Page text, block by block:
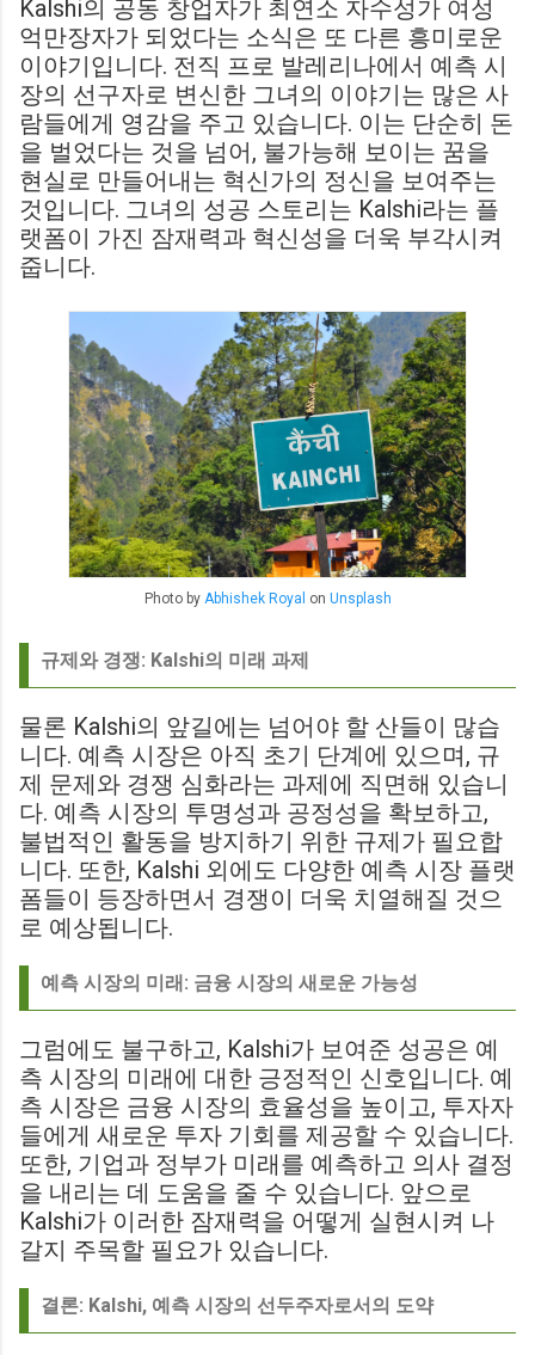
Kalshi의 공동 창업자가 최연소 자수성가 여성
억만장자가 되었다는 소식은 또 다른 흥미로운
이야기입니다. 전직 프로 발레리나에서 예측 시
장의 선구자로 변신한 그녀의 이야기는 많은 사
람들에게 영감을 주고 있습니다. 이는 단순히 돈
을 벌었다는 것을 넘어, 불가능해 보이는 꿈을
현실로 만들어내는 혁신가의 정신을 보여주는
것입니다. 그녀의 성공 스토리는 Kalshi라는 플
랫폼이 가진 잠재력과 혁신성을 더욱 부각시켜
줍니다.
Photo by Abhishek Royal on Unsplash
규제와 경쟁: Kalshi의 미래 과제
물론 Kalshi의 앞길에는 넘어야 할 산들이 많습
니다. 예측 시장은 아직 초기 단계에 있으며, 규
제 문제와 경쟁 심화라는 과제에 직면해 있습니
다. 예측 시장의 투명성과 공정성을 확보하고,
불법적인 활동을 방지하기 위한 규제가 필요합
니다. 또한, Kalshi 외에도 다양한 예측 시장 플랫
폼들이 등장하면서 경쟁이 더욱 치열해질 것으
로 예상됩니다.
예측 시장의 미래: 금융 시장의 새로운 가능성
그럼에도 불구하고, Kalshi가 보여준 성공은 예
측 시장의 미래에 대한 긍정적인 신호입니다. 예
측 시장은 금융 시장의 효율성을 높이고, 투자자
들에게 새로운 투자 기회를 제공할 수 있습니다.
또한, 기업과 정부가 미래를 예측하고 의사 결정
을 내리는 데 도움을 줄 수 있습니다. 앞으로
Kalshi가 이러한 잠재력을 어떻게 실현시켜 나
갈지 주목할 필요가 있습니다.
결론: Kalshi, 예측 시장의 선두주자로서의 도약